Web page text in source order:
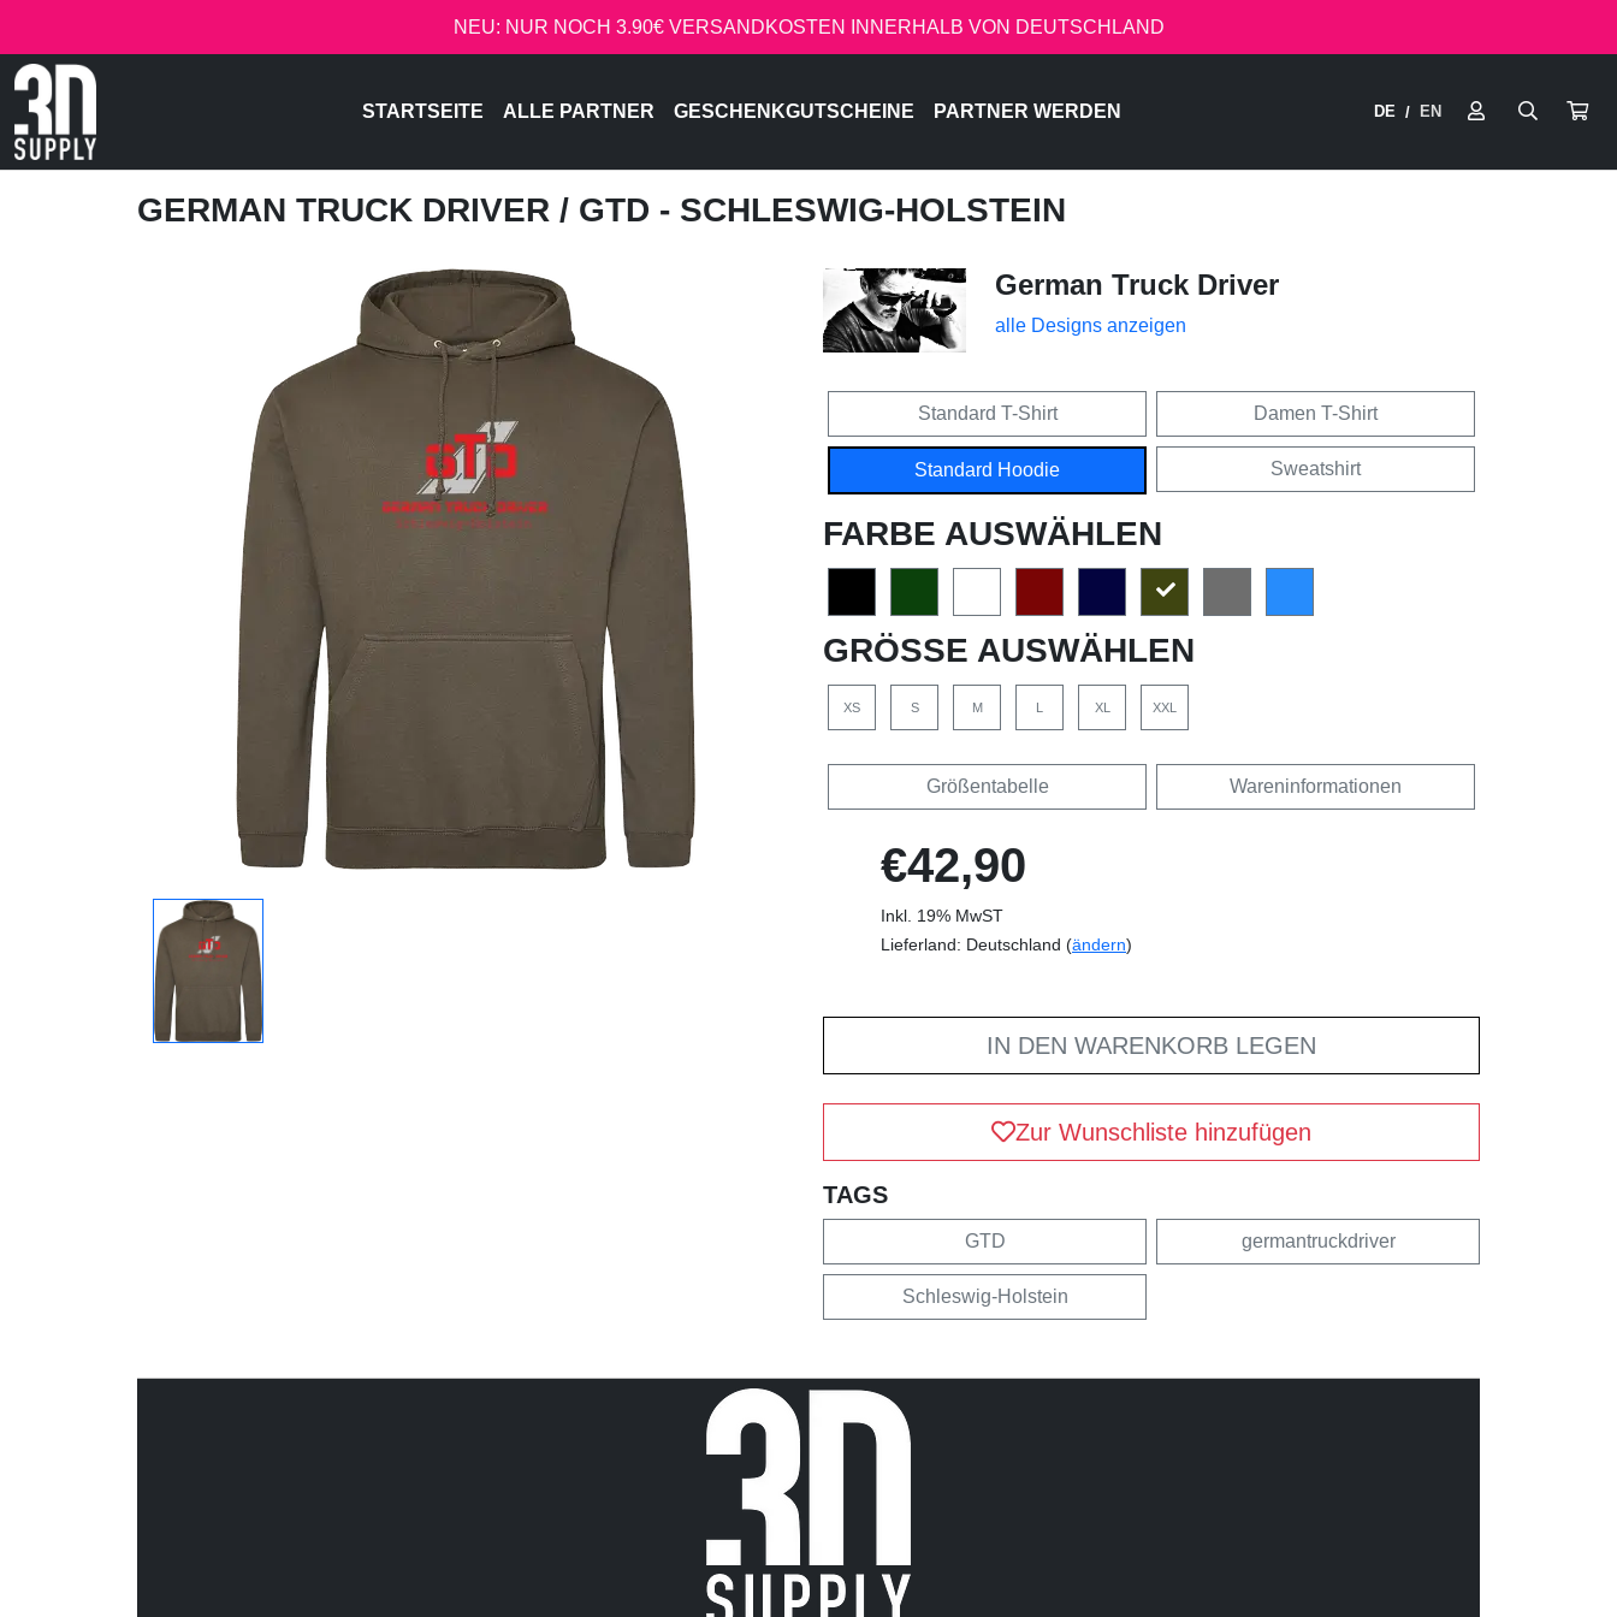
NEU: NUR NOCH 3.90€ VERSANDKOSTEN INNERHALB VON DEUTSCHLAND
STARTSEITE ALLE PARTNER GESCHENKGUTSCHEINE PARTNER WERDEN DE / EN
GERMAN TRUCK DRIVER / GTD - SCHLESWIG-HOLSTEIN
German Truck Driver
alle Designs anzeigen
Standard T-Shirt Damen T-Shirt
Standard Hoodie Sweatshirt
FARBE AUSWÄHLEN
GRÖSSE AUSWÄHLEN
XS S M XL XXL
Größentabelle Wareninformationen
€42,90
Inkl. 19% MwST
Lieferland: Deutschland (ändern)
IN DEN WARENKORB LEGEN
Zur Wunschliste hinzufügen
TAGS
GTD germantruckdriver
Schleswig-Holstein